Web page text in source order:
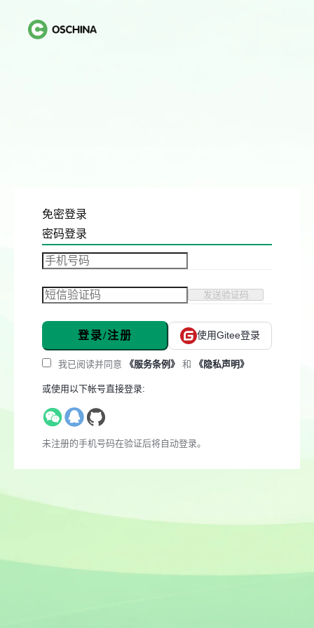
免密登录
密码登录
发送验证码
登录/注册 使用Gitee登录
我已阅读并同意 《服务条例》 和 《隐私声明》
或使用以下帐号直接登录:
未注册的手机号码在验证后将自动登录。